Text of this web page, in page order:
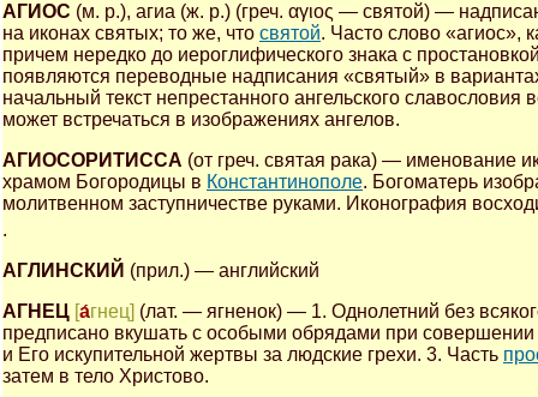
АГИОС (м. р.), агиа (ж. р.) (греч. αγιος — святой) —
на иконах святых; то же, что святой. Часто слово «агиос»,
причем нередко до иероглифического знака с
появляются переводные надписания «святый» в
начальный текст непрестанного ангельского
может встречаться в изображениях ангелов.
АГИОСОРИТИССА (от греч. святая рака) — именование
храмом Богородицы в Константинополе. Богоматерь
молитвенном заступничестве руками. Иконография
.
АГЛИНСКИЙ (прил.) — английский
АГНЕЦ [а́гнец] (лат. — ягненок) — 1. Однолетний без
предписано вкушать с особыми обрядами при
и Его искупительной жертвы за людские грехи. 3. Часть
затем в тело Христово.